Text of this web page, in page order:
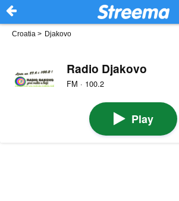
Croatia > Djakovo
Radio Djakovo
FM · 100.2
Play